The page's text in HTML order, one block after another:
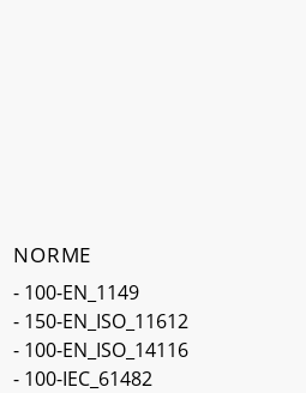
NORME
- 100-EN_1149
- 150-EN_ISO_11612
- 100-EN_ISO_14116
- 100-IEC_61482